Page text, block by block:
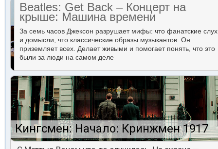
Beatles: Get Back – Концерт на
крыше: Машина времени
За семь часов Джексон разрушает мифы: что фанатские
и домысли, что классические образы музыкантов. Он
приземляет всех. Делает живыми и помогает понять, что это
были за люди на самом деле
Кингсмен: Начало: Кринжмен 1917